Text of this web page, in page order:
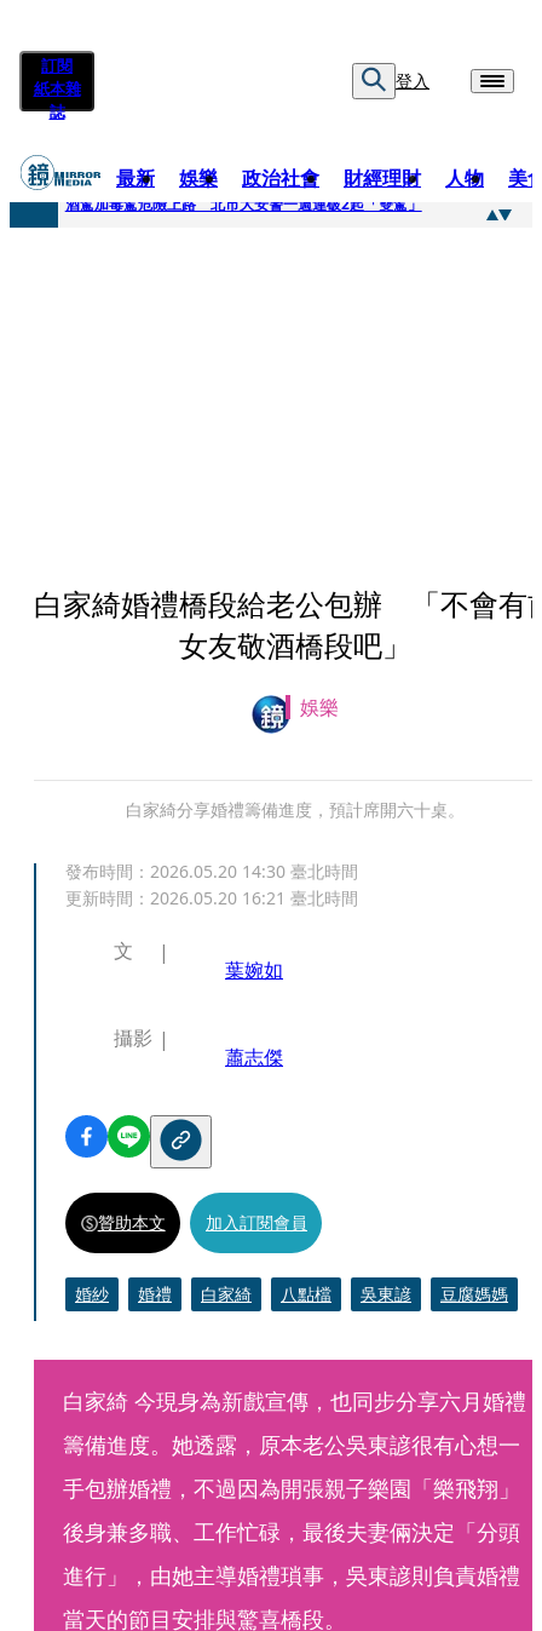
訂閱
紙本雜
誌
登入
最新 娛樂 政治社會 財經理財 人物 美
快訊
酒駕加毒駕危險上路 北市大安警一週連破2起「雙駕」
白家綺婚禮橋段給老公包辦 「不會有
女友敬酒橋段吧」
娛樂
白家綺分享婚禮籌備進度，預計席開六十桌。
發布時間： 2026.05.20 14:30 臺北時間
更新時間： 2026.05.20 16:21 臺北時間
文
葉婉如
攝影
蕭志傑
贊助本文 加入訂閱會員
婚紗 婚禮 白家綺 八點檔 吳東諺 豆腐媽媽
白家綺 今現身為新戲宣傳，也同步分享六月婚禮
籌備進度。她透露，原本老公吳東諺很有心想一
手包辦婚禮，不過因為開張親子樂園「樂飛翔」
後身兼多職、工作忙碌，最後夫妻倆決定「分頭
進行」，由她主導婚禮瑣事，吳東諺則負責婚禮
當天的節目安排與驚喜橋段。